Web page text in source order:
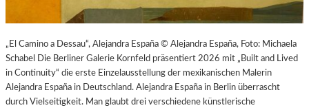
„El Camino a Dessau“, Alejandra España © Alejandra España, Foto: Michaela
Schabel Die Berliner Galerie Kornfeld präsentiert 2026 mit „Built and Lived
in Continuity“ die erste Einzelausstellung der mexikanischen Malerin
Alejandra España in Deutschland. Alejandra España in Berlin überrascht
durch Vielseitigkeit. Man glaubt drei verschiedene künstlerische